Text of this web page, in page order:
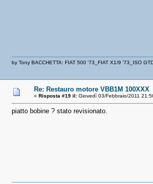
by Tony BACCHETTA: FIAT 500 '73_FIAT X1/9 '73_ISO
Re: Restauro motore VBB1M 100XXX
« Risposta #19 il: Giovedì 03/Febbraio/2011
piatto bobine ? stato revisionato.